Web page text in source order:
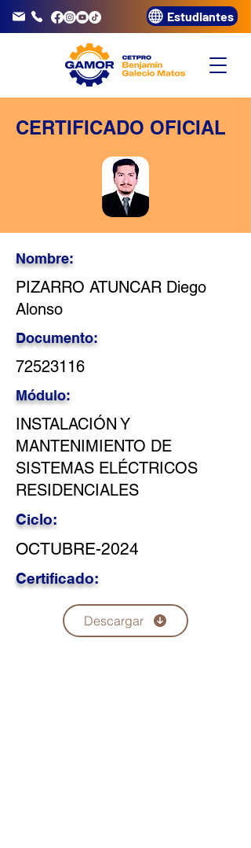
3320072 Estudiantes
CERTIFICADO OFICIAL
Nombre:
PIZARRO ATUNCAR Diego
Alonso
Documento:
72523116
Módulo:
INSTALACIÓN Y
MANTENIMIENTO DE
SISTEMAS ELÉCTRICOS
RESIDENCIALES
Ciclo:
OCTUBRE-2024
Certificado:
Descargar